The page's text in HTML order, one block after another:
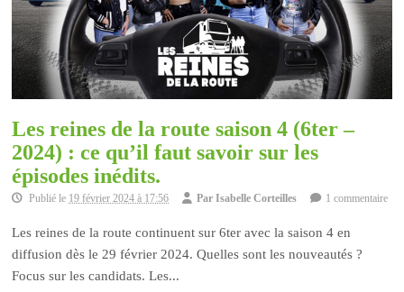
Les reines de la route saison 4 (6ter –
2024) : ce qu’il faut savoir sur les
épisodes inédits.
Publié le 19 février 2024 à 17:56 ParIsabelle Corteilles 1 commentaire
Les reines de la route continuent sur 6ter avec la saison 4 en
diffusion dès le 29 février 2024. Quelles sont les nouveautés ?
Focus sur les candidats. Les...